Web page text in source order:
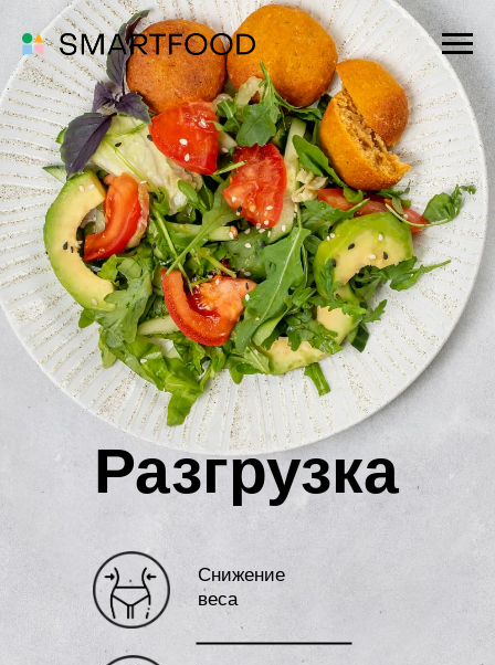
Разгрузка
Снижение
веса